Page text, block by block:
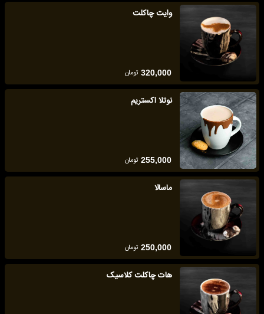
وایت چاکلت
320,000 تومان
نوتلا اکستریم
255,000 تومان
ماسالا
250,000 تومان
هات چاکلت کلاسیک